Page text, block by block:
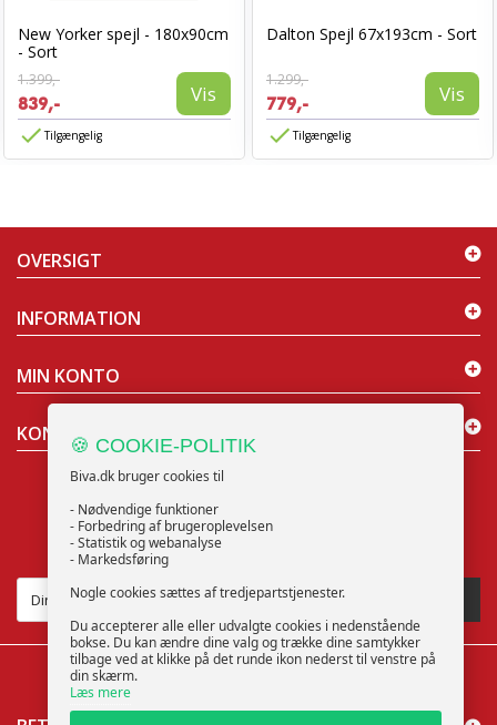
New Yorker spejl - 180x90cm
- Sort
1.399,-
839,- Vis
Tilgængelig
Dalton Spejl 67x193cm - Sort
1.299,-
779,- Vis
Tilgængelig
OVERSIGT
INFORMATION
MIN KONTO
KONTAKT OS
NYHEDSBREV
🍪 COOKIE-POLITIK
Biva.dk bruger cookies til
- Nødvendige funktioner
- Forbedring af brugeroplevelsen
- Statistik og webanalyse
- Markedsføring
Nogle cookies sættes af tredjepartstjenester.
Du accepterer alle eller udvalgte cookies i nedenstående
bokse. Du kan ændre dine valg og trække dine samtykker
tilbage ved at klikke på det runde ikon nederst til venstre på
din skærm.
Læs mere